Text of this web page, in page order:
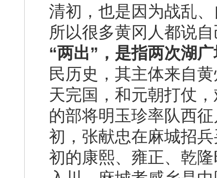
清初，也是因为战乱
所以很多黄冈人都说
“两出”，是指两次湖
民历史，其主体来自
天完国，和元朝打仗
的部将明玉珍率队西
初，张献忠在麻城招
初的康熙、雍正、乾